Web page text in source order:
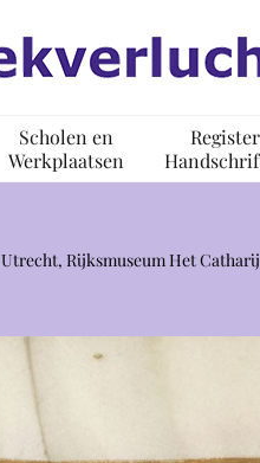
Scholen en
Werkplaatsen
Register
Utrecht, Rijksmuseum Het